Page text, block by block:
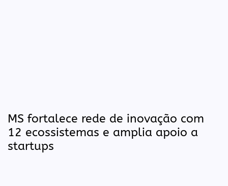
MS fortalece rede de inovação com
12 ecossistemas e amplia apoio a
startups